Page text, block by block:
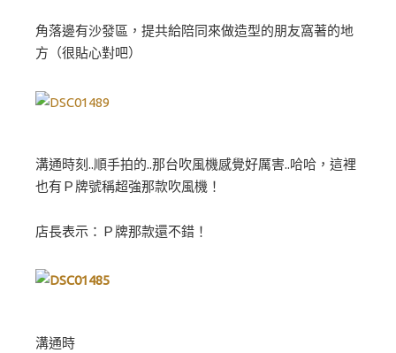
角落邊有沙發區，提共給陪同來做造型的朋友窩著的地
方（很貼心對吧）
溝通時刻..順手拍的..那台吹風機感覺好厲害..哈哈，這裡
也有Ｐ牌號稱超強那款吹風機！
店長表示：Ｐ牌那款還不錯！
溝通時